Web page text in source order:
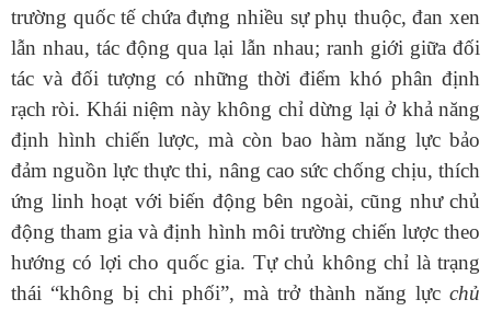
trường quốc tế chứa đựng nhiều sự phụ thuộc, đan xen
lẫn nhau, tác động qua lại lẫn nhau; ranh giới giữa đối
tác và đối tượng có những thời điểm khó phân định
rạch ròi. Khái niệm này không chỉ dừng lại ở khả năng
định hình chiến lược, mà còn bao hàm năng lực bảo
đảm nguồn lực thực thi, nâng cao sức chống chịu, thích
ứng linh hoạt với biến động bên ngoài, cũng như chủ
động tham gia và định hình môi trường chiến lược theo
hướng có lợi cho quốc gia. Tự chủ không chỉ là trạng
thái “không bị chi phối”, mà trở thành năng lực chủ